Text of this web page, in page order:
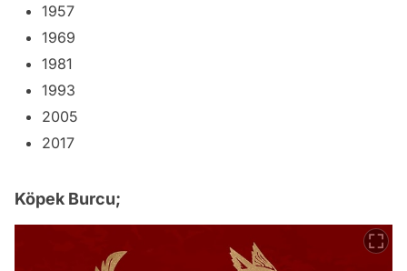
1957
1969
1981
1993
2005
2017
Köpek Burcu;